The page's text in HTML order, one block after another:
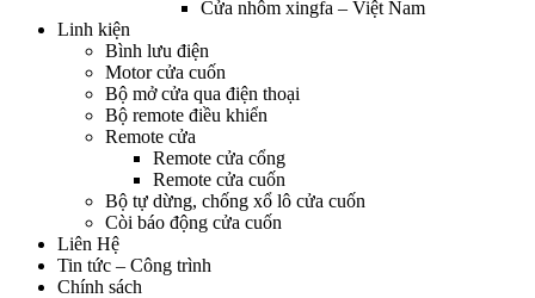
Cửa nhôm xingfa – Việt Nam
Linh kiện
Bình lưu điện
Motor cửa cuốn
Bộ mở cửa qua điện thoại
Bộ remote điều khiển
Remote cửa
Remote cửa cổng
Remote cửa cuốn
Bộ tự dừng, chống xổ lô cửa cuốn
Còi báo động cửa cuốn
Liên Hệ
Tin tức – Công trình
Chính sách